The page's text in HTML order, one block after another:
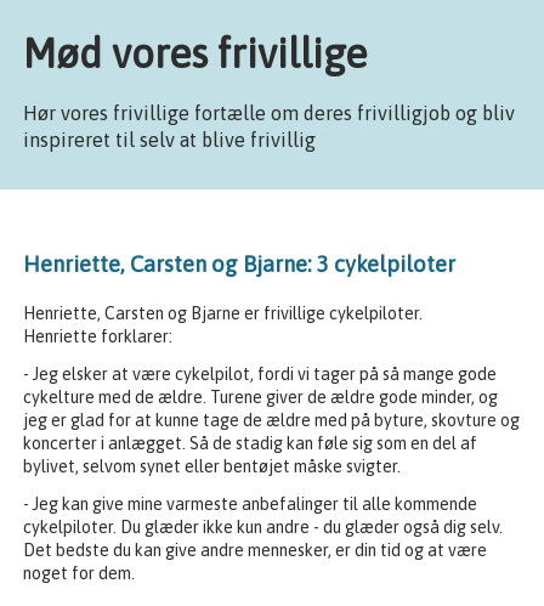
Mød vores frivillige
Hør vores frivillige fortælle om deres frivilligjob og bliv
inspireret til selv at blive frivillig
Henriette, Carsten og Bjarne: 3 cykelpiloter
Henriette, Carsten og Bjarne er frivillige cykelpiloter.
Henriette forklarer:
- Jeg elsker at være cykelpilot, fordi vi tager på så mange gode
cykelture med de ældre. Turene giver de ældre gode minder, og
jeg er glad for at kunne tage de ældre med på byture, skovture og
koncerter i anlægget. Så de stadig kan føle sig som en del af
bylivet, selvom synet eller bentøjet måske svigter.
- Jeg kan give mine varmeste anbefalinger til alle kommende
cykelpiloter. Du glæder ikke kun andre - du glæder også dig selv.
Det bedste du kan give andre mennesker, er din tid og at være
noget for dem.